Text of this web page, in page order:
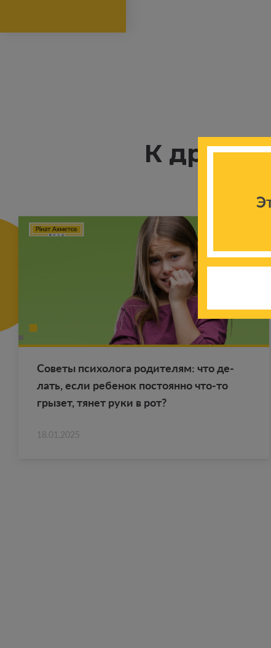
К
Со­ве­ты пси­хо­ло­га ро­ди­те­лям: что де­
лать, если ре­бе­нок по­сто­ян­но что-то
гры­зет, тянет руки в рот?
18.01.2025